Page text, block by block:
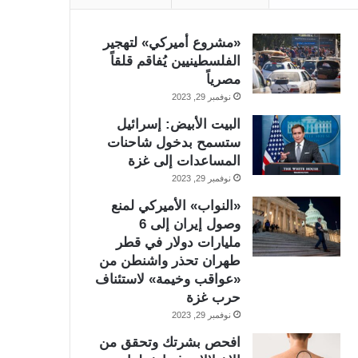
«مشروع أميركي» لتهجير
الفلسطينيين يُفاقم قلقاً
مصرياً
نوفمبر 29, 2023
البيت الأبيض: إسرائيل
ستسمح بدخول شاحنات
المساعدات إلى غزة
نوفمبر 29, 2023
«النواب» الأميركي لمنع
وصول إيران إلى 6
مليارات دولار في قطر
طهران تحذر واشنطن من
«عواقب وخيمة» لاستئناف
حرب غزة
نوفمبر 29, 2023
افحص بشرتك وتحقق من